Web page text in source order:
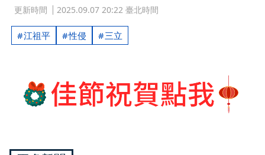
更新時間 2025.09.07 20:22 臺北時間
江祖平 性侵 三立